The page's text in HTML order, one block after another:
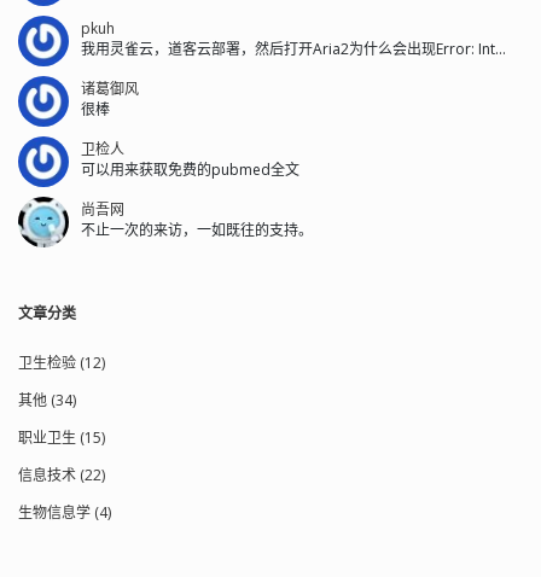
pkuh
我用灵雀云，道客云部署，然后打开Aria2为什么会出现Error: Int...
诸葛御风
很棒
卫检人
可以用来获取免费的pubmed全文
尚吾网
不止一次的来访，一如既往的支持。
文章分类
卫生检验 (12)
其他 (34)
职业卫生 (15)
信息技术 (22)
生物信息学 (4)